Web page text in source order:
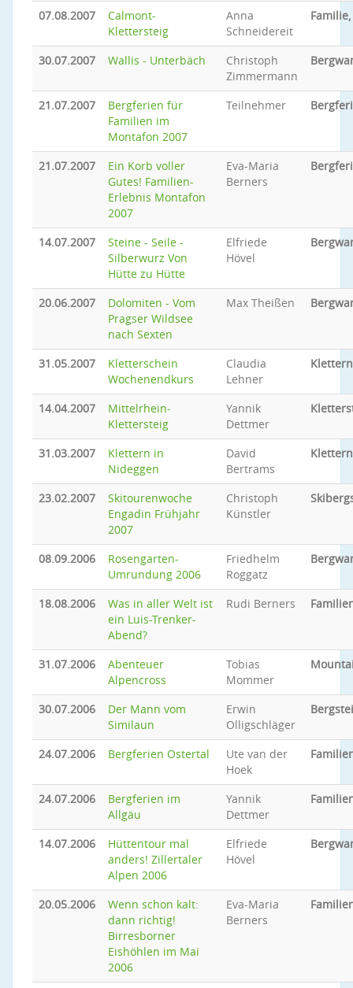
07.08.2007
Calmont-
Klettersteig
Anna
Schneidereit
30.07.2007 Wallis - Unterbäch
Christoph
Zimmermann
21.07.2007
Bergferien für
Familien im
Montafon 2007
Teilnehmer
21.07.2007
Ein Korb voller
Gutes! Familien-
Erlebnis Montafon
2007
Eva-Maria
Berners
14.07.2007
Steine - Seile -
Silberwurz Von
Hütte zu Hütte
Elfriede
Hövel
20.06.2007
Dolomiten - Vom
Pragser Wildsee
nach Sexten
Max Theißen
31.05.2007
Kletterschein
Wochenendkurs
Claudia
Lehner
Klettern
14.04.2007
Mittelrhein-
Klettersteig
Yannik
Dettmer
31.03.2007
Klettern in
Nideggen
David
Bertrams
Klettern
23.02.2007
Skitourenwoche
Engadin Frühjahr
2007
Christoph
Künstler
08.09.2006
Rosengarten-
Umrundung 2006
Friedhelm
Roggatz
18.08.2006
Was in aller Welt ist
ein Luis-Trenker-
Abend?
Rudi Berners
31.07.2006
Abenteuer
Alpencross
Tobias
Mommer
30.07.2006
Der Mann vom
Similaun
Erwin
Olligschläger
24.07.2006 Bergferien Ostertal
Ute van der
Hoek
24.07.2006
Bergferien im
Allgäu
Yannik
Dettmer
14.07.2006
Hüttentour mal
anders! Zillertaler
Alpen 2006
Elfriede
Hövel
20.05.2006
Wenn schon kalt:
dann richtig!
Birresborner
Eishöhlen im Mai
2006
Eva-Maria
Berners